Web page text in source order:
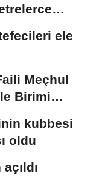
ele
Meçhul
Birimi
kubbesi
oldu